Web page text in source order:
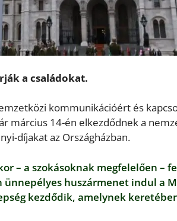
a családokat.
kommunikációért és
március 14-én elkezdődnek a
díjakat az Országházban.
– a szokásoknak megfelelően –
huszármenet indul a
kezdődik, amelynek